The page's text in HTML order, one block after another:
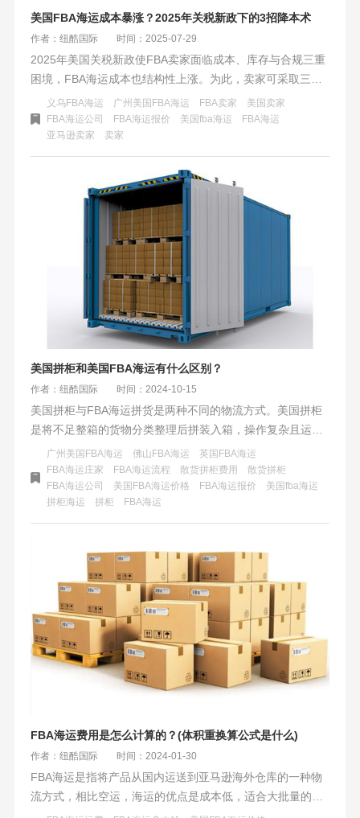
美国FBA海运成本暴涨？2025年关税新政下的3招降本术
作者：纽酷国际 时间：2025-07-29
2025年美国关税新政使FBA卖家面临成本、库存与合规三重
困境，FBA海运成本也结构性上涨。为此，卖家可采取三招
降本：重构关税成本、革新物流模式、深度重组供应链，短
期、中期、长期分别发力，构建抗风险体系，在高波动跨境
环境中获取利润空间。
义乌FBA海运 广州美国FBA海运 FBA卖家
美国卖家
FBA海运公司
FBA海运报价 美国fba海运
​FBA海运
亚马逊卖家
卖家
美国拼柜和美国FBA海运有什么区别？
作者：纽酷国际 时间：2024-10-15
美国拼柜与FBA海运拼货是两种不同的物流方式。美国拼柜
是将不足整箱的货物分类整理后拼装入箱，操作复杂且运输
时间较长，费用相对较低但需承担额外装箱拆箱费。而FBA
海运拼货则是跨境电商卖家将小批量货物集中送至亚马逊仓
库，由货运代理和船公司共同负责，享有更高效清关和配送
服务，整体成本可控且时效更快，但需支付更多服务费用。
广州美国FBA海运 佛山FBA海运
英国FBA海运
FBA海运庄家
FBA海运流程 散货拼柜费用
散货拼柜
FBA海运公司
美国FBA海运价格 FBA海运报价
美国fba海运
拼柜海运
拼柜 ​FBA海运
FBA海运费用是怎么计算的？(体积重换算公式是什么)
作者：纽酷国际 时间：2024-01-30
FBA海运是指将产品从国内运送到亚马逊海外仓库的一种物
流方式，相比空运，海运的优点是成本低，适合大批量的货